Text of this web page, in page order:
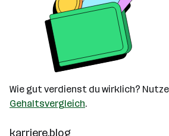
Wie gut verdienst du wirklich?
Gehaltsvergleich.
karriere.blog